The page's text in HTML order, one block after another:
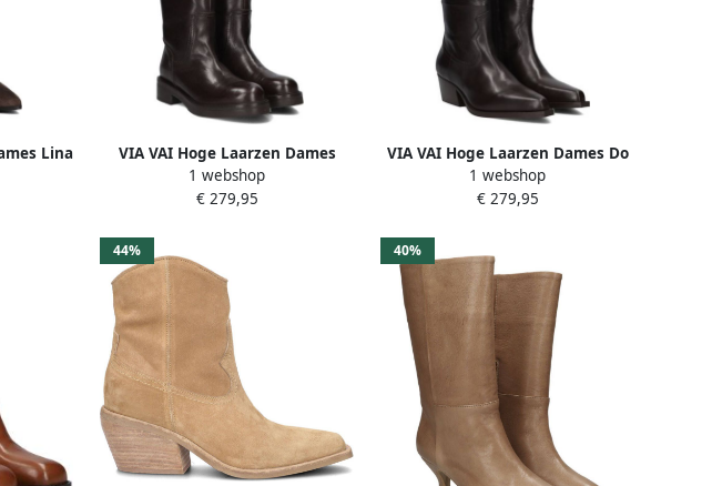
Lina
Suède
VIA VAI Hoge Laarzen Dames
Lucia Rumi Maat: 41 Materiaal:
Leer Kleur: Bruin
1 webshop
€ 279,95
VIA VAI Hoge Laarzen Dames Do
Ashley Maat: 40 Materiaal: Leer
Kleur: Bruin
1 webshop
€ 279,95
44% 40%